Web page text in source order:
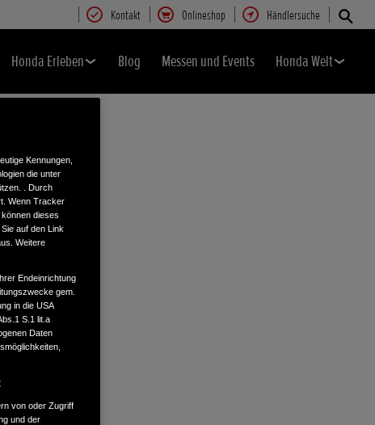
Kontakt Onlineshop Händlersuche
Honda Erleben Blog Messen und Events Honda Welt
Kennungen,
die unter
. Durch
Wenn Tracker
dieses
auf den Link
Weitere
Endeinrichtung
gem.
in die USA
S.1 lit.a
Daten
von oder Zugriff
und der